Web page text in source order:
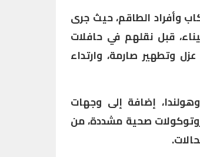
شخصاً من الركاب وأفراد الطاقم، حيث جرى
قبل نقلهم في حافلات
وتطهير صارمة، وارتداء
إضافة إلى وجهات
صحية مشددة، من